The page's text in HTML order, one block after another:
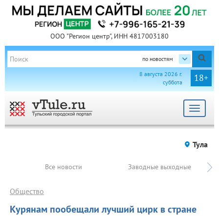
ООО "Регион центр", ИНН 4817003180
по новостям
18+
8 августа 2026 г.
суббота
Toggle
Тула
Все новости Заводные выходные
Курянам пообещали лучший цирк в стране
Общество